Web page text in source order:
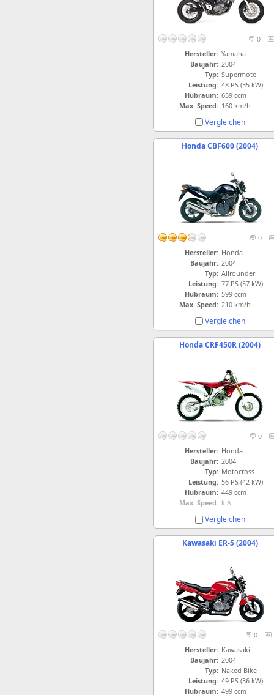
0
Hersteller: Yamaha
Baujahr: 2004
Typ: Supermoto
Leistung: 48 PS (35 kW)
Hubraum: 659 ccm
Max. Speed: 160 km/h
Vergleichen
Honda CBF600 (2004)
0
Hersteller: Honda
Baujahr: 2004
Typ: Allrounder
Leistung: 77 PS (57 kW)
Hubraum: 599 ccm
Max. Speed: 210 km/h
Vergleichen
Honda CRF450R (2004)
0
Hersteller: Honda
Baujahr: 2004
Typ: Motocross
Leistung: 56 PS (42 kW)
Hubraum: 449 ccm
Max. Speed: k.A.
Vergleichen
Kawasaki ER-5 (2004)
0
Hersteller: Kawasaki
Baujahr: 2004
Typ: Naked Bike
Leistung: 49 PS (36 kW)
Hubraum: 499 ccm